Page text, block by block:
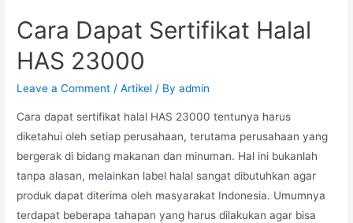
Cara Dapat Sertifikat Halal
HAS 23000
Leave a Comment /Artikel / Byadmin
Cara dapat sertifikat halal HAS 23000 tentunya harus
diketahui oleh setiap perusahaan, terutama perusahaan yang
bergerak di bidang makanan dan minuman. Hal ini bukanlah
tanpa alasan, melainkan label halal sangat dibutuhkan agar
produk dapat diterima oleh masyarakat Indonesia. Umumnya
terdapat beberapa tahapan yang harus dilakukan agar bisa